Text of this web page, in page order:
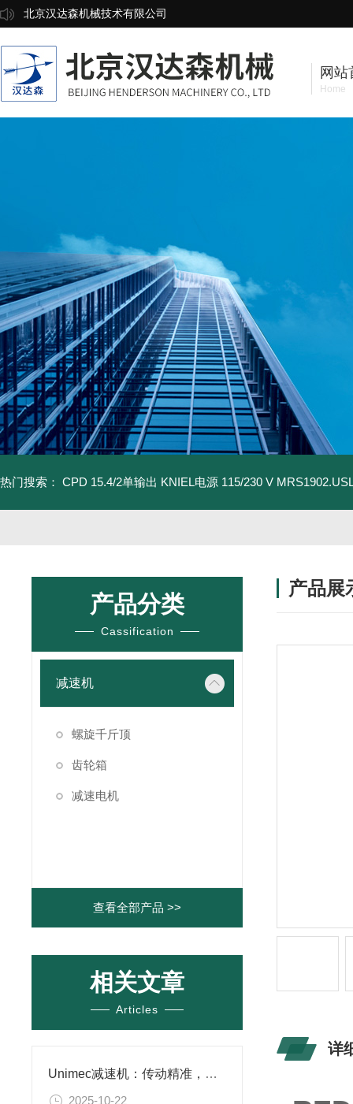
北京汉达森机械技术有限公司
网站
Home
热门搜索： CPD 15.4/2单输出 KNIEL电源 115/230 V
产品分类
Cassification
减速机
螺旋千斤顶
齿轮箱
减速电机
查看全部产品 >>
相关文章
Articles
Unimec减速机：传动精准，赋能工业高效运转
2025-10-22
产品展
详